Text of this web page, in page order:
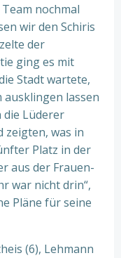
nochmal
wir den Schiris
der
ging es mit
Stadt wartete,
ausklingen lassen
die Lüderer
zeigten, was in
Platz in der
aus der Frauen-
war nicht drin“,
Pläne für seine
(6), Lehmann